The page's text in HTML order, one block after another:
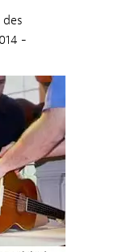
-